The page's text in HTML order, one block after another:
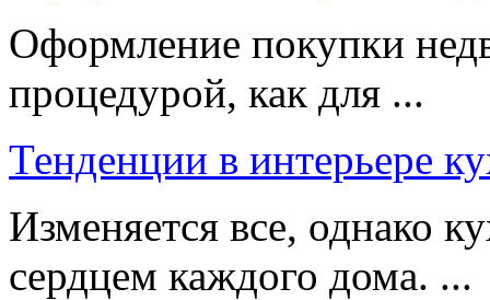
Оформление покупки
процедурой, как для ...
Тенденции в интерьере
Изменяется все, однако
сердцем каждого дома. ...